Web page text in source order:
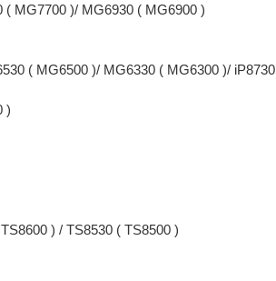
MG7700 )/ MG6930 ( MG6900 )
( MG6500 )/ MG6330 ( MG6300 )/ iP8730
)
) / TS8530 ( TS8500 )